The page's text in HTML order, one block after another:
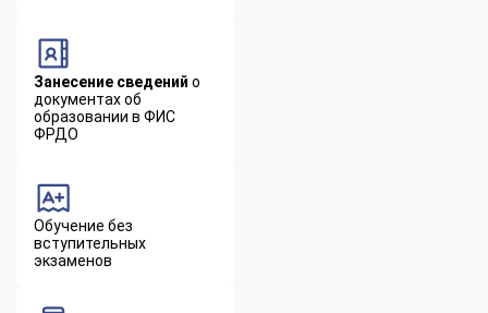
Занесение сведений о
документах об
образовании в ФИС
ФРДО
Обучение без
вступительных
экзаменов